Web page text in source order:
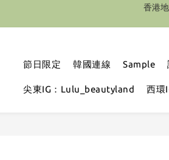
節日限定 韓國連線 Sample
尖東IG：Lulu_beautyland 西環